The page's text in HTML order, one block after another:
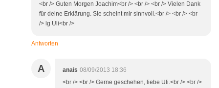
<br /> Guten Morgen Joachim<br /> <br /> <br /> Vielen Dank
für deine Erklärung. Sie scheint mir sinnvoll.<br /> <br /> <br
/> lg Uli<br />
Antworten
A anais 08/09/2013 18:36
<br /> <br /> Gerne geschehen, liebe Uli.<br /> <br />